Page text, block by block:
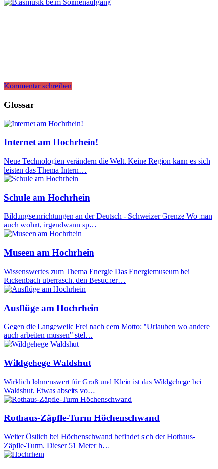
Kommentar schreiben
Glossar
Internet am Hochrhein!
Neue Technologien verändern die Welt. Keine Region kann es sich
leisten das Thema Intern…
Schule am Hochrhein
Bildungseinrichtungen an der Deutsch - Schweizer Grenze Wo man
auch wohnt, irgendwann sp…
Museen am Hochrhein
Wissenswertes zum Thema Energie Das Energiemuseum bei
Rickenbach überrascht den Besucher…
Ausflüge am Hochrhein
Gegen die Langeweile Frei nach dem Motto: "Urlauben wo andere
auch arbeiten müssen" stel…
Wildgehege Waldshut
Wirklich lohnenswert für Groß und Klein ist das Wildgehege bei
Waldshut. Etwas abseits vo…
Rothaus-Zäpfle-Turm Höchenschwand
Weiter Östlich bei Höchenschwand befindet sich der Hothaus-
Zäpfle-Turm. Dieser 51 Meter h…